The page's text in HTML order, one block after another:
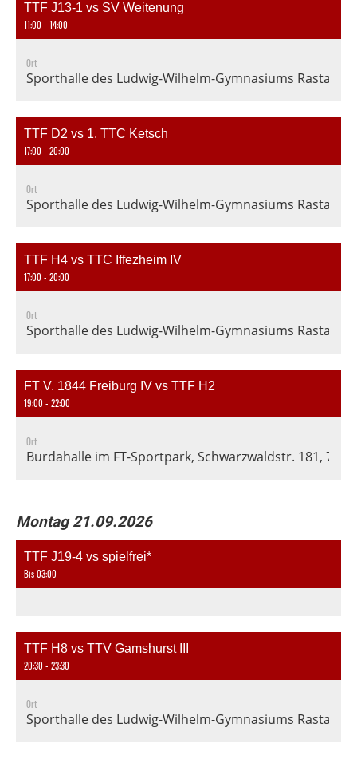
TTF J13-1 vs SV Weitenung
11:00 - 14:00
Ort
Sporthalle des Ludwig-Wilhelm-Gymnasiums Rastatt,
TTF D2 vs 1. TTC Ketsch
17:00 - 20:00
Ort
Sporthalle des Ludwig-Wilhelm-Gymnasiums Rastatt,
TTF H4 vs TTC Iffezheim IV
17:00 - 20:00
Ort
Sporthalle des Ludwig-Wilhelm-Gymnasiums Rastatt,
FT V. 1844 Freiburg IV vs TTF H2
19:00 - 22:00
Ort
Burdahalle im FT-Sportpark, Schwarzwaldstr. 181,
Montag 21.09.2026
TTF J19-4 vs spielfrei*
Bis 03:00
TTF H8 vs TTV Gamshurst III
20:30 - 23:30
Ort
Sporthalle des Ludwig-Wilhelm-Gymnasiums Rastatt,